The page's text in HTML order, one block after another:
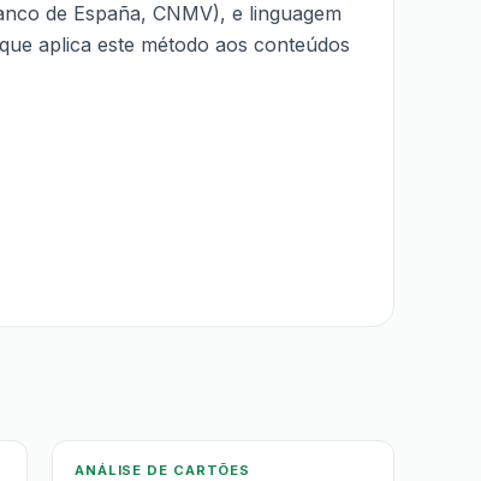
de España, CNMV), e linguagem
aplica este método aos conteúdos
ANÁLISE DE CARTÕES